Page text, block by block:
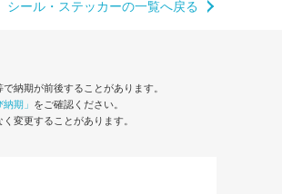
シール・ステッカーの一覧へ戻る
納期が前後することがあります。
期」 をご確認ください。
変更することがあります。